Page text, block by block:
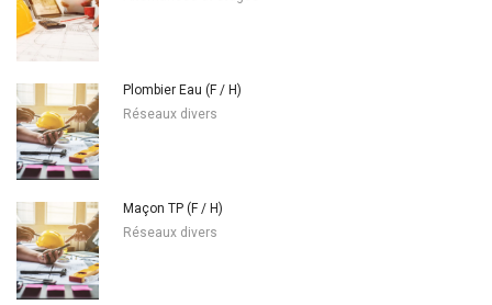
Plombier Eau (F / H)
Réseaux divers
Maçon TP (F / H)
Réseaux divers